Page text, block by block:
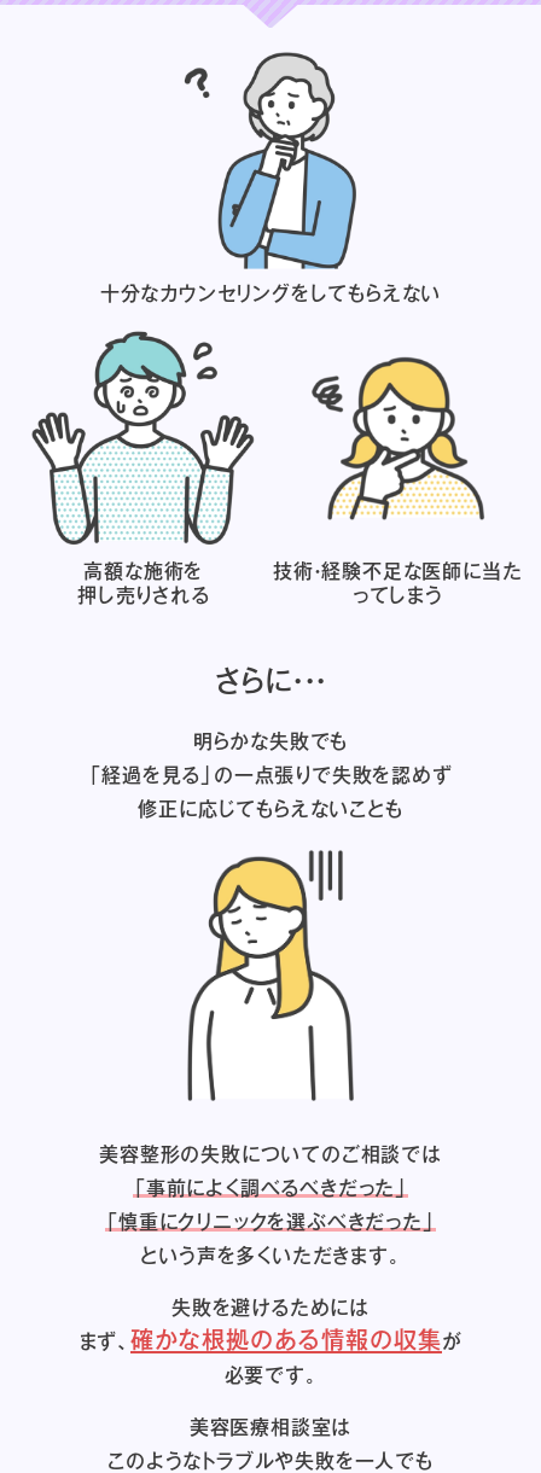
十分なカウンセリングをしてもらえない
高額な施術を
押し売りされる
技術・経験不足な医師に当た
ってしまう
さらに・・・
明らかな失敗でも
「経過を見る」の一点張りで失敗を認めず
修正に応じてもらえないことも
美容整形の失敗についてのご相談では
「事前によく調べるべきだった」
「慎重にクリニックを選ぶべきだった」
という声を多くいただきます。
失敗を避けるためには
まず、確かな根拠のある情報の収集が
必要です。
美容医療相談室は
このようなトラブルや失敗を一人でも